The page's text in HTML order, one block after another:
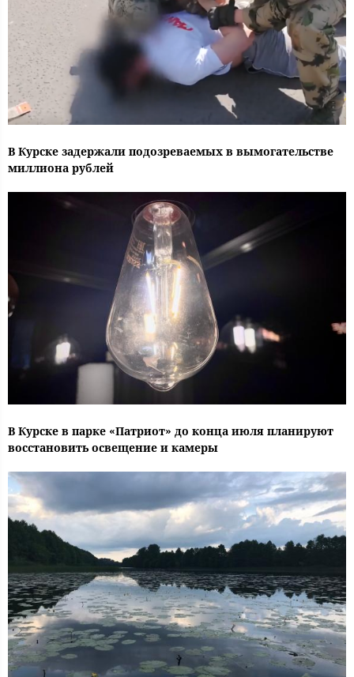
В Курске задержали подозреваемых в вымогательстве
миллиона рублей
В Курске в парке «Патриот» до конца июля планируют
восстановить освещение и камеры